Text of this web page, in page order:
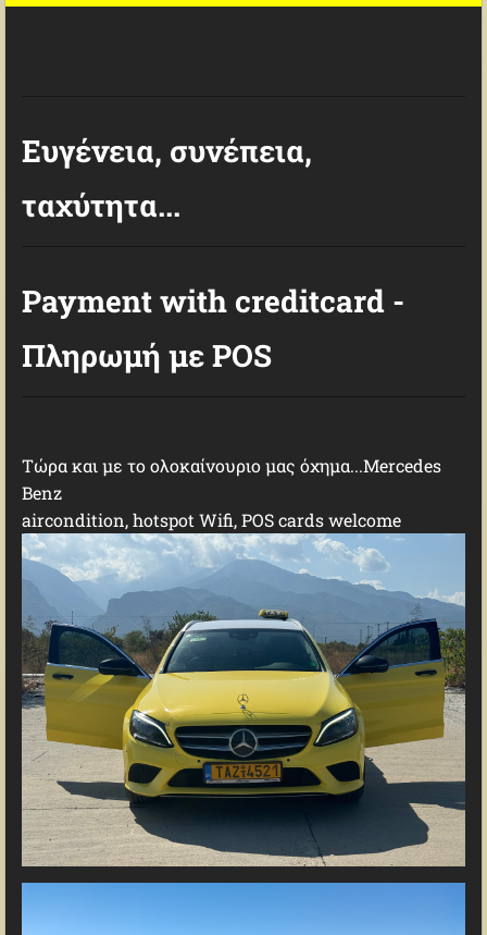
Ευγένεια, συνέπεια,
ταχύτητα...
Payment with creditcard -
Πληρωμή με POS
Tώρα και με το ολοκαίνουριο μας όχημα...Mercedes
Benz
aircondition, hotspot Wifi, POS cards welcome